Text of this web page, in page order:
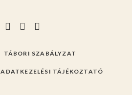
TÁBORI SZABÁLYZAT
ADATKEZELÉSI TÁJÉKOZTATÓ